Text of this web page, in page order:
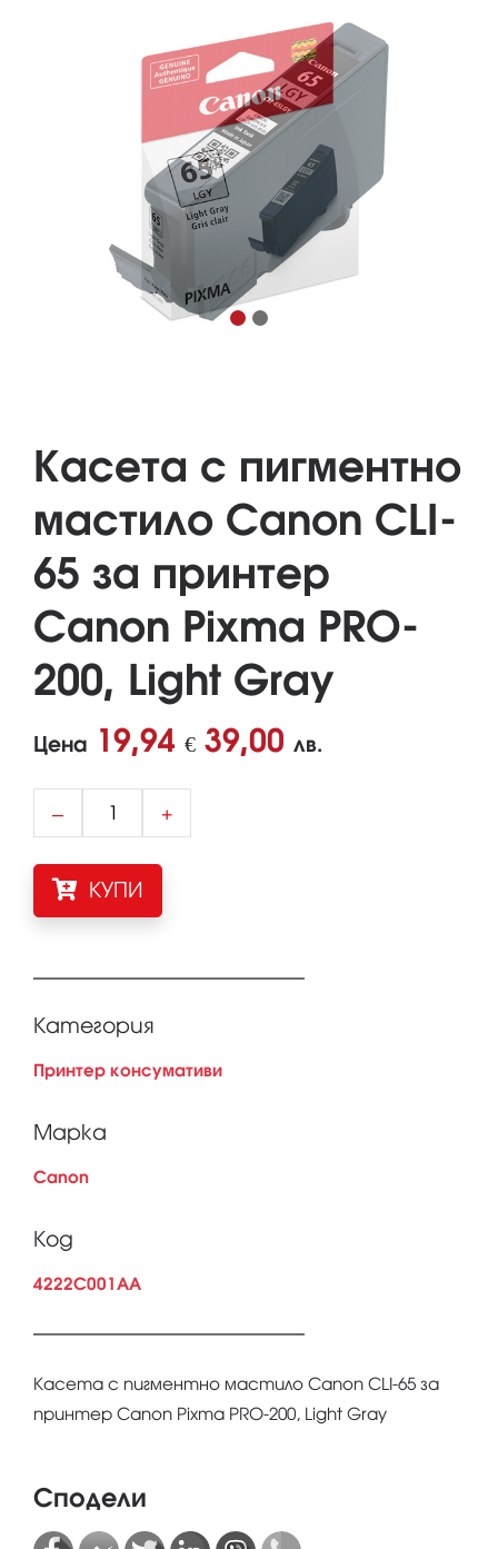
Касета с пигментно
мастило Canon CLI-
65 за принтер
Canon Pixma PRO-
200, Light Gray
Цена 19,94 € 39,00 лв.
– +
КУПИ
Категория
Принтер консумативи
Марка
Canon
Код
4222C001AA
Касета с пигментно мастило Canon CLI-65 за
принтер Canon Pixma PRO-200, Light Gray
Сподели